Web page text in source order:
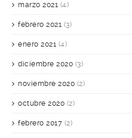
marzo 2021 (4)
febrero 2021 (3)
enero 2021 (4)
diciembre 2020 (3)
noviembre 2020 (2)
octubre 2020 (2)
febrero 2017 (2)